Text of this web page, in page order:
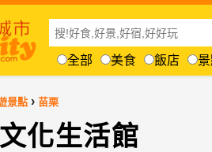
全部 美食 飯店
景點 › 苗栗
化生活館